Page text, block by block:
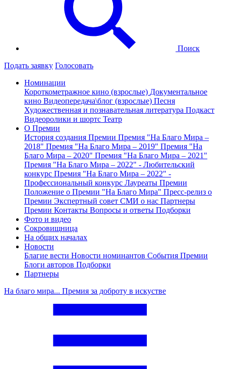
Поиск
Подать заявку Голосовать
Номинации
Короткометражное кино (взрослые) Документальное
кино Видеопередача\блог (взрослые) Песня
Художественная и познавательная литература Подкаст
Видеоролики и шортс Театр
О Премии
История создания Премии Премия "На Благо Мира –
2018" Премия "На Благо Мира – 2019" Премия "На
Благо Мира – 2020" Премия "На Благо Мира – 2021"
Премия "На Благо Мира – 2022" - Любительский
конкурс Премия "На Благо Мира – 2022" -
Профессиональный конкурс Лауреаты Премии
Положение о Премии "На Благо Мира" Пресс-релиз о
Премии Экспертный совет СМИ о нас Партнеры
Премии Контакты Вопросы и ответы Подборки
Фото и видео
Сокровищница
На общих началах
Новости
Благие вести Новости номинантов События Премии
Блоги авторов Подборки
Партнеры
На благо мира... Премия за доброту в искустве